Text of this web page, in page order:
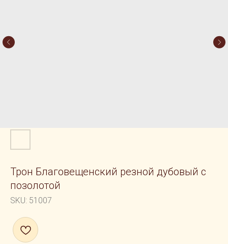
Трон Благовещенский резной дубовый с
позолотой
SKU: 51007